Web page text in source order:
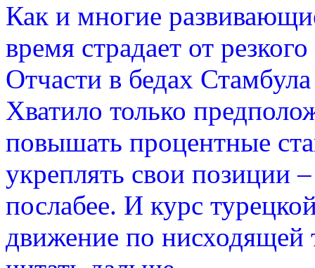
Как и многие
время страдает от
Отчасти в бедах
Хватило только
повышать процентные
укреплять свои позиции
послабее. И курс
движение по нисходящей